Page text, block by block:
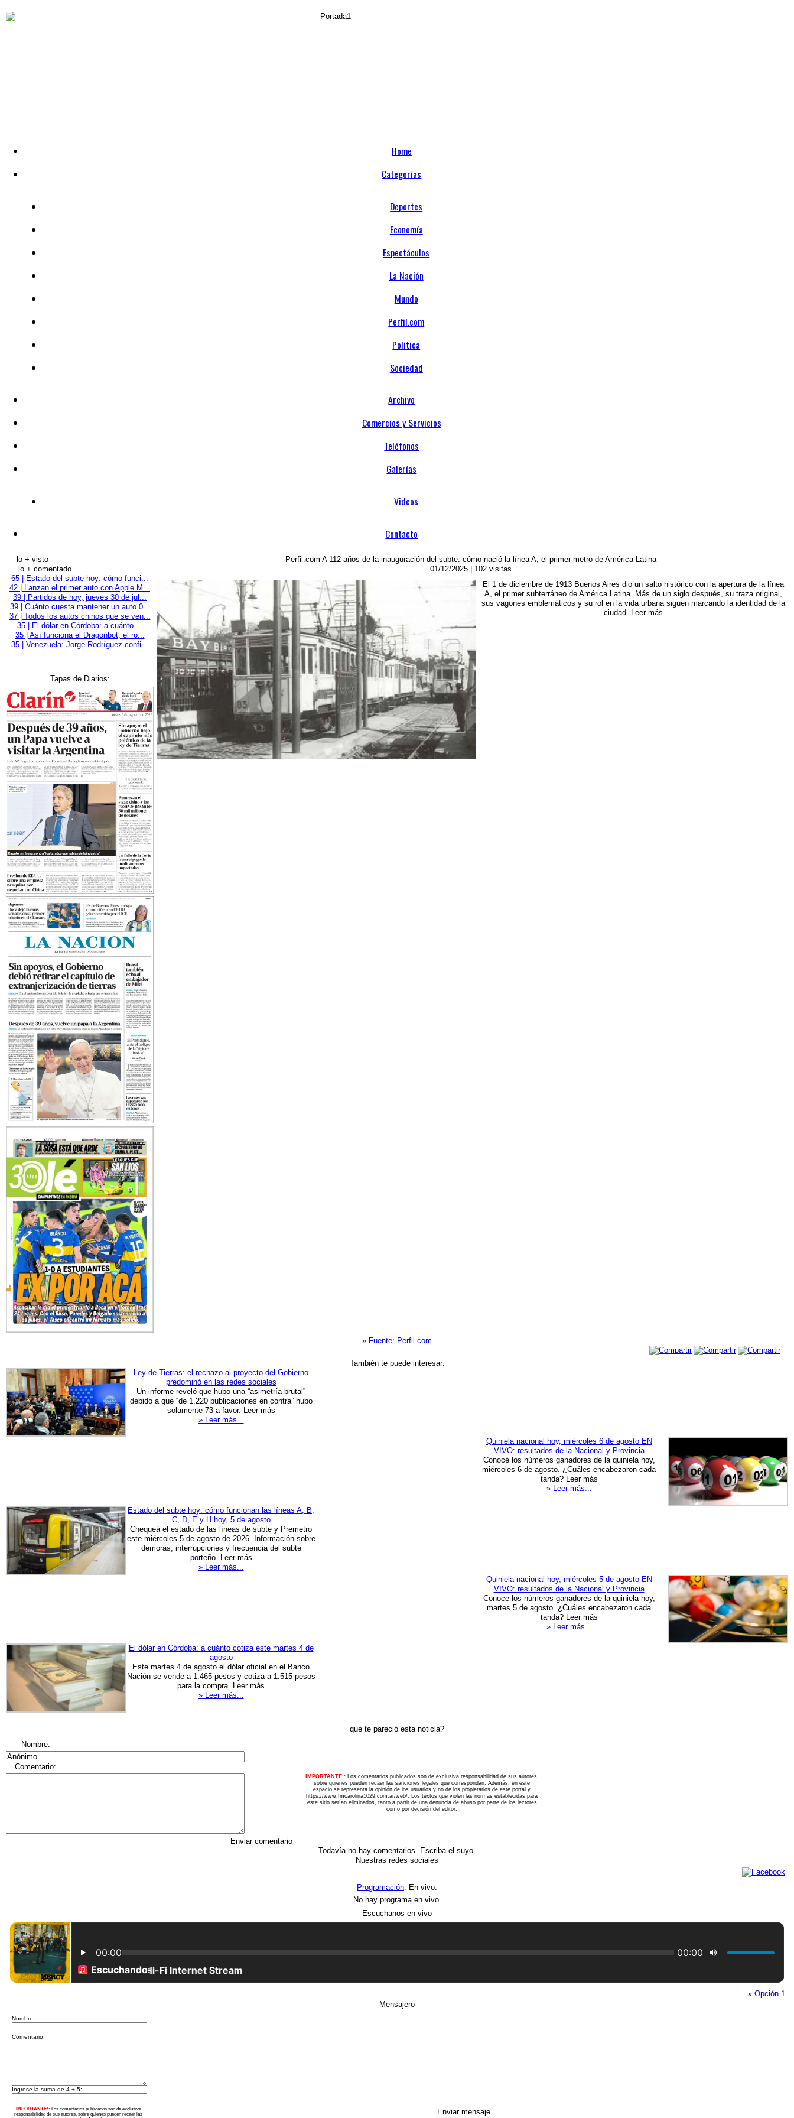
Home
Categorías
Deportes
Economía
Espectáculos
La Nación
Mundo
Perfil.com
Política
Sociedad
Archivo
Comercios y Servicios
Teléfonos
Galerías
Videos
Contacto
lo + visto
lo + comentado
65 | Estado del subte hoy: cómo funci...
42 | Lanzan el primer auto con Apple M...
39 | Partidos de hoy, jueves 30 de jul...
39 | Cuánto cuesta mantener un auto 0...
37 | Todos los autos chinos que se ven...
35 | El dólar en Córdoba: a cuánto ...
35 | Así funciona el Dragonbot, el ro...
35 | Venezuela: Jorge Rodríguez confi...
Tapas de Diarios:
Perfil.com A 112 años de la inauguración del subte: cómo nació la línea A, el primer metro de América Latina
01/12/2025 | 102 visitas
El 1 de diciembre de 1913 Buenos Aires dio un salto histórico con la apertura de la línea
A, el primer subterráneo de América Latina. Más de un siglo después, su traza original,
sus vagones emblemáticos y su rol en la vida urbana siguen marcando la identidad de la
ciudad. Leer más
» Fuente: Perfil.com
También te puede interesar:
Ley de Tierras: el rechazo al proyecto del Gobierno
predominó en las redes sociales
Un informe reveló que hubo una “asimetría brutal”
debido a que “de 1.220 publicaciones en contra” hubo
solamente 73 a favor. Leer más
» Leer más...
Quiniela nacional hoy, miércoles 6 de agosto EN
VIVO: resultados de la Nacional y Provincia
Conocé los números ganadores de la quiniela hoy,
miércoles 6 de agosto. ¿Cuáles encabezaron cada
tanda? Leer más
» Leer más...
Estado del subte hoy: cómo funcionan las líneas A, B,
C, D, E y H hoy, 5 de agosto
Chequeá el estado de las líneas de subte y Premetro
este miércoles 5 de agosto de 2026. Información sobre
demoras, interrupciones y frecuencia del subte
porteño. Leer más
» Leer más...
Quiniela nacional hoy, miércoles 5 de agosto EN
VIVO: resultados de la Nacional y Provincia
Conoce los números ganadores de la quiniela hoy,
martes 5 de agosto. ¿Cuáles encabezaron cada
tanda? Leer más
» Leer más...
El dólar en Córdoba: a cuánto cotiza este martes 4 de
agosto
Este martes 4 de agosto el dólar oficial en el Banco
Nación se vende a 1.465 pesos y cotiza a 1.515 pesos
para la compra. Leer más
» Leer más...
qué te pareció esta noticia?
Nombre:
Comentario:
IMPORTANTE!:
Los comentarios publicados son de exclusiva responsabilidad de sus autores,
sobre quienes pueden recaer las sanciones legales que correspondan. Además, en este
espacio se representa la opinión de los usuarios y no de los propietarios de este portal y
https://www.fmcarolina1029.com.ar/web/. Los textos que violen las normas establecidas para
este sitio serían eliminados, tanto a partir de una denuncia de abuso por parte de los lectores
como por decisión del editor.
Enviar comentario
Todavía no hay comentarios. Escriba el suyo.
Nuestras redes sociales
Programación . En vivo:
No hay programa en vivo.
Escuchanos en vivo
» Opción 1
Mensajero
Nombre:
Comentario:
Ingrese la suma de 4 + 5:
IMPORTANTE!:
Los comentarios publicados son de exclusiva
responsabilidad de sus autores, sobre quienes pueden recaer las
Enviar mensaje